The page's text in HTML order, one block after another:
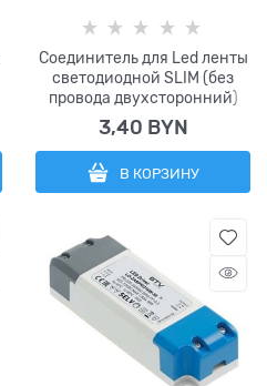
Соединитель для Led ленты
светодиодной SLIM (без
провода двухсторонний)
3,40 BYN
В КОРЗИНУ